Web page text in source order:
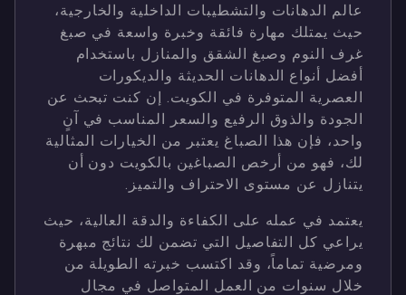
عالم الدهانات والتشطيبات الداخلية والخارجية،
حيث يمتلك مهارة فائقة وخبرة واسعة في صبغ
غرف النوم وصبغ الشقق والمنازل باستخدام
أفضل أنواع الدهانات الحديثة والديكورات
العصرية المتوفرة في الكويت. إن كنت تبحث عن
الجودة والذوق الرفيع والسعر المناسب في آنٍ
واحد، فإن هذا الصباغ يعتبر من الخيارات المثالية
لك، فهو من أرخص الصباغين بالكويت دون أن
يتنازل عن مستوى الاحتراف والتميز.
يعتمد في عمله على الكفاءة والدقة العالية، حيث
يراعي كل التفاصيل التي تضمن لك نتائج مبهرة
ومرضية تماماً، وقد اكتسب خبرته الطويلة من
خلال سنوات من العمل المتواصل في مجال